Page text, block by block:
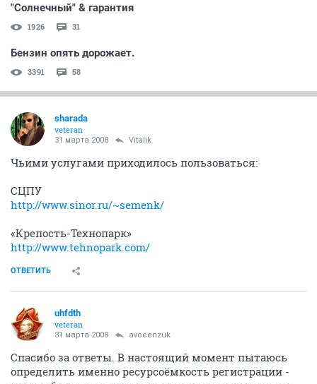
"Солнечный" & гарантия
1926 31
Бензин опять дорожает.
3391 58
sharada
veteran
31 марта 2008 Vitalik
Чьими услугами приходилось пользоваться:
СЦПУ
http://www.sinor.ru/~semenk/
«Крепость-Технопарк»
http://www.tehnopark.com/
ОТВЕТИТЬ
uhfdth
veteran
31 марта 2008 avocenzuk
Спасибо за ответы. В настоящий момент пытаюсь
определить именно ресурсоёмкость регистрации -